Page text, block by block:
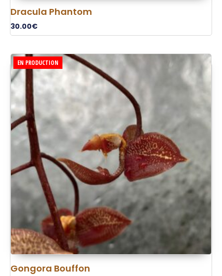
Dracula Phantom
30.00€
EN PRODUCTION
Gongora Bouffon